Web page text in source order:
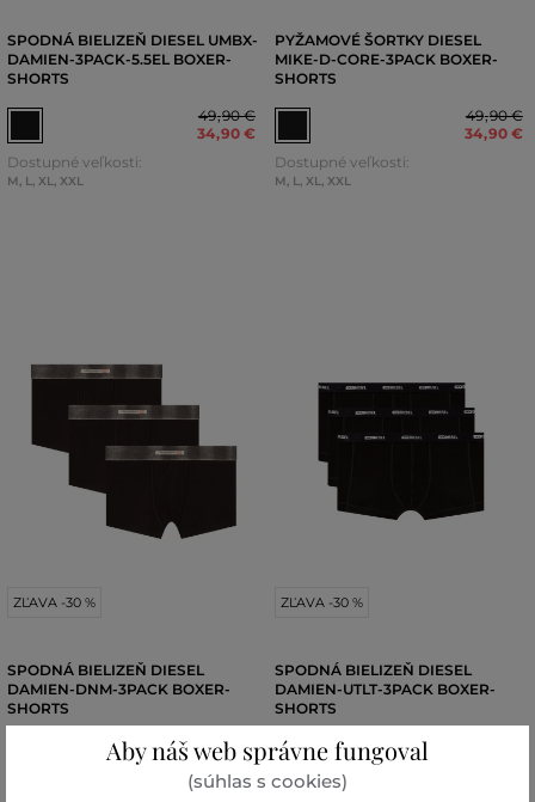
SPODNÁ BIELIZEŇ DIESEL UMBX-
DAMIEN-3PACK-5.5EL BOXER-
SHORTS
49,90 €
34,90 €
Dostupné veľkosti:
M, L, XL, XXL
PYŽAMOVÉ ŠORTKY DIESEL
MIKE-D-CORE-3PACK BOXER-
SHORTS
49,90 €
34,90 €
Dostupné veľkosti:
M, L, XL, XXL
ZĽAVA -30 %
SPODNÁ BIELIZEŇ DIESEL
DAMIEN-DNM-3PACK BOXER-
SHORTS
54,90 €
38,40 €
ZĽAVA -30 %
SPODNÁ BIELIZEŇ DIESEL
DAMIEN-UTLT-3PACK BOXER-
SHORTS
Dostupné veľkosti:
Aby náš web správne fungoval
(súhlas s cookies)